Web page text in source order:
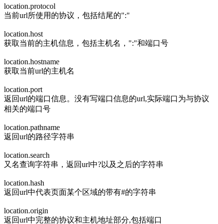
location.protocol
当前url所使用的协议，包括结尾的":"
location.host
获取当前的主机信息，包括主机名，":"和端口号
location.hostname
获取当前url的主机名
location.port
返回url的端口信息。没有写端口信息的url,实际端口为与协议
相关的端口号
location.pathname
返回url的路径字符串
location.search
又名查询字符串，返回url中?以及之后的字符串
location.hash
返回url中代表页面某个区域的带有#的字符串
location.origin
返回url中完整的协议和主机地址部分,包括端口